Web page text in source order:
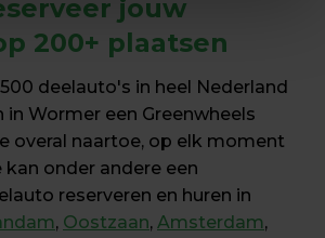
jouw
200+ plaatsen
deelauto's in heel Nederland
in Wormer een Greenwheels
overal naartoe, op elk moment
onder andere een
, Oostzaan, Amsterdam